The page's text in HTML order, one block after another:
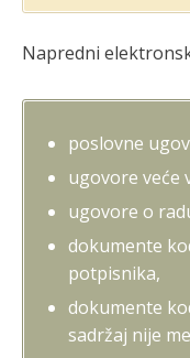
Napredni
poslovne
ugovore veće
ugovore o
dokumente
potpisnika,
dokumente
sadržaj nije